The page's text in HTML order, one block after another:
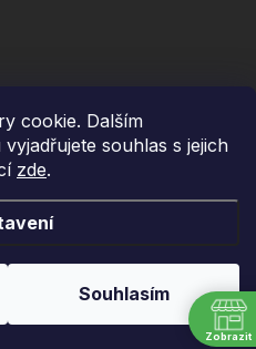
cookie. Dalším
souhlas s jejich
zde.
Souhlasím
Shoptet
. Všechna práva vyhrazena.
Zobrazit